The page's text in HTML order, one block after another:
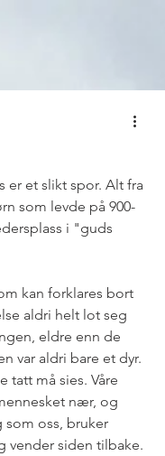
er et slikt spor. Alt fra
som levde på 900-
i "guds
kan forklares bort
aldri helt lot seg
eldre enn de
var aldri bare et dyr.
må sies. Våre
nær, og
oss, bruker
vender siden tilbake.